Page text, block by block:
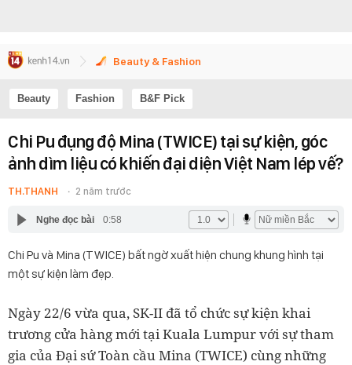
Beauty & Fashion
Beauty Fashion B&F Pick
Chi Pu đụng độ Mina (TWICE) tại sự kiện, góc
ảnh dìm liệu có khiến đại diện Việt Nam lép vế?
TH.THANH 2 năm trước
Nghe đọc bài 0:58
Chi Pu và Mina (TWICE) bất ngờ xuất hiện chung khung hình tại
một sự kiện làm đẹp.
Ngày 22/6 vừa qua, SK-II đã tổ chức sự kiện khai
trương cửa hàng mới tại Kuala Lumpur với sự tham
gia của Đại sứ Toàn cầu Mina (TWICE) cùng những